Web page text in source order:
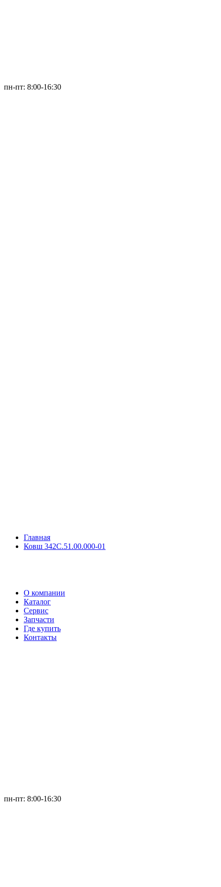
пн-пт: 8:00-16:30
Главная
Ковш 342С.51.00.000-01
О компании
Каталог
Сервис
Запчасти
Где купить
Контакты
пн-пт: 8:00-16:30